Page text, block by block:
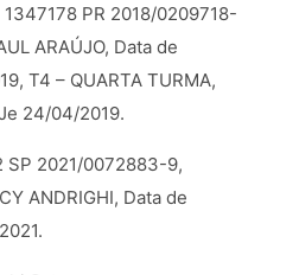
PR 2018/0209718-
ARAÚJO, Data de
T4 – QUARTA TURMA,
24/04/2019.
SP 2021/0072883-9,
ANDRIGHI, Data de